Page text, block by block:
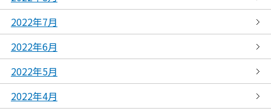
2022年7月
2022年6月
2022年5月
2022年4月